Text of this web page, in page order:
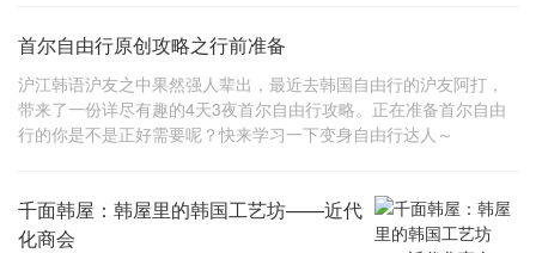
首尔自由行原创攻略之行前准备
沪江韩语沪友之中果然强人辈出，最近去韩国自由行的沪友阿打，
带来了一份详尽有趣的4天3夜首尔自由行攻略。正在准备首尔自由
行的你是不是正好需要呢？快来学习一下变身自由行达人～
千面韩屋：韩屋里的韩国工艺坊——近代
化商会